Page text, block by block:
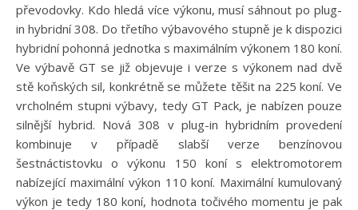
převodovky. Kdo hledá více výkonu, musí sáhnout po plug-
in hybridní 308. Do třetího výbavového stupně je k dispozici
hybridní pohonná jednotka s maximálním výkonem 180 koní.
Ve výbavě GT se již objevuje i verze s výkonem nad dvě
stě koňských sil, konkrétně se můžete těšit na 225 koní. Ve
vrcholném stupni výbavy, tedy GT Pack, je nabízen pouze
silnější hybrid. Nová 308 v plug-in hybridním provedení
kombinuje v případě slabší verze benzínovou
šestnáctistovku o výkonu 150 koní s elektromotorem
nabízející maximální výkon 110 koní. Maximální kumulovaný
výkon je tedy 180 koní, hodnota točivého momentu je pak